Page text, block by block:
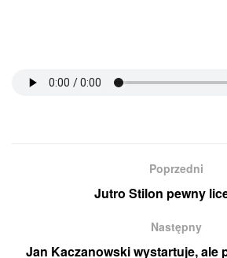
Poprzedni
Jutro Stilon pewny
Następny
Jan Kaczanowski wystartuje,